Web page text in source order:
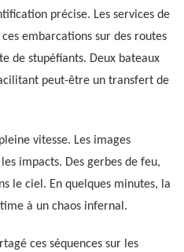
précise. Les services de
embarcations sur des routes
de stupéfiants. Deux bateaux
peut-être un transfert de
vitesse. Les images
impacts. Des gerbes de feu,
le ciel. En quelques minutes, la
à un chaos infernal.
ces séquences sur les